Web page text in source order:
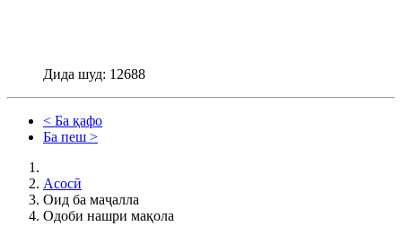
Дида шуд: 12688
< Ба қафо
Ба пеш >
Асосӣ
Оид ба маҷалла
Одоби нашри мақола